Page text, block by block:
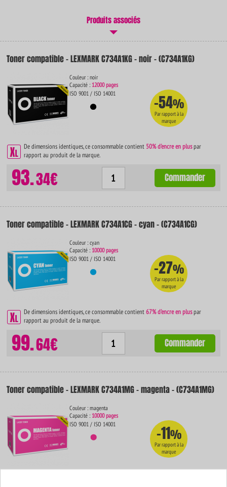
Produits associés
Toner compatible - LEXMARK C734A1KG - noir - (C734A1KG)
Couleur : noir
Capacité : 12000 pages
ISO 9001 / ISO 14001
-54%
Par rapport à la
marque
De dimensions identiques, ce consommable contient 50% d'encre en pluspar
rapport au produit de la marque.
93.34€ Commander
Toner compatible - LEXMARK C734A1CG - cyan - (C734A1CG)
Couleur : cyan
Capacité : 10000 pages
ISO 9001 / ISO 14001
-27%
Par rapport à la
marque
De dimensions identiques, ce consommable contient67% d'encre en pluspar
rapport au produit de la marque.
99.64€ Commander
Toner compatible - LEXMARK C734A1MG - magenta - (C734A1MG)
Couleur : magenta
Capacité : 10000 pages
ISO 9001 / ISO 14001
-11%
Par rapport à la
marque